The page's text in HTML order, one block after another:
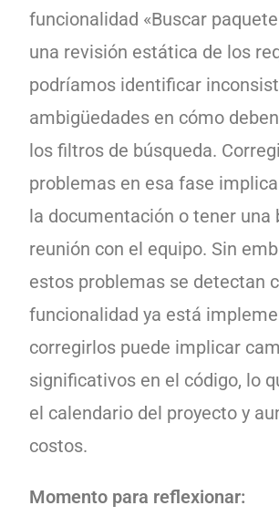
funcionalidad «Buscar
una revisión estática de los
podríamos identificar
ambigüedades en cómo
los filtros de búsqueda.
problemas en esa fase
la documentación o tener una
reunión con el equipo. Sin
estos problemas se detectan
funcionalidad ya está
corregirlos puede implicar
significativos en el código, lo
el calendario del proyecto y
costos.
Momento para reflexionar: